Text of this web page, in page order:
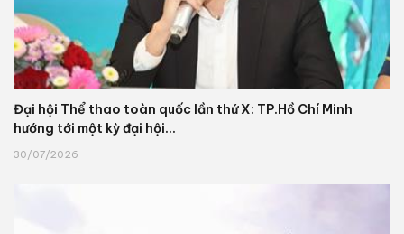
Đại hội Thể thao toàn quốc lần thứ X: TP.Hồ Chí Minh
hướng tới một kỳ đại hội...
30/07/2026